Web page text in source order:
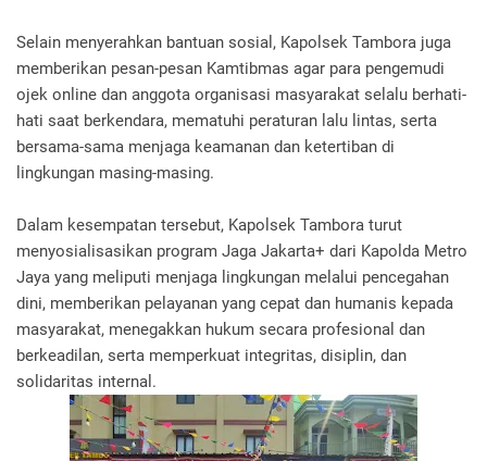
Selain menyerahkan bantuan sosial, Kapolsek Tambora juga
memberikan pesan-pesan Kamtibmas agar para pengemudi
ojek online dan anggota organisasi masyarakat selalu berhati-
hati saat berkendara, mematuhi peraturan lalu lintas, serta
bersama-sama menjaga keamanan dan ketertiban di
lingkungan masing-masing.
Dalam kesempatan tersebut, Kapolsek Tambora turut
menyosialisasikan program Jaga Jakarta+ dari Kapolda Metro
Jaya yang meliputi menjaga lingkungan melalui pencegahan
dini, memberikan pelayanan yang cepat dan humanis kepada
masyarakat, menegakkan hukum secara profesional dan
berkeadilan, serta memperkuat integritas, disiplin, dan
solidaritas internal.